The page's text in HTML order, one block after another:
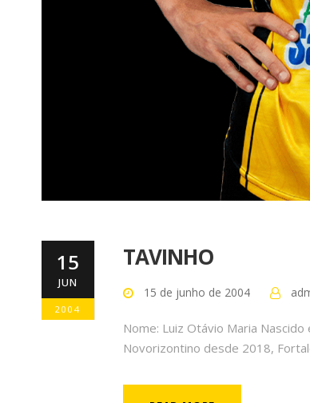
15
JUN
2004
TAVINHO
15 de junho de 2004
Nome: Luiz Otávio Maria
Novorizontino desde 2018,